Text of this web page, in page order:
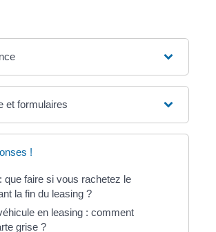
et formulaires
!
que faire si vous rachetez le
la fin du leasing ?
en leasing : comment
grise ?